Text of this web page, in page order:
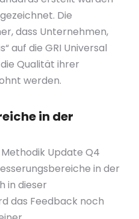
Die
dass Unternehmen,
auf die GRI Universal
Qualität ihrer
werden.
in der
Update Q4
in der
in dieser
das Feedback noch